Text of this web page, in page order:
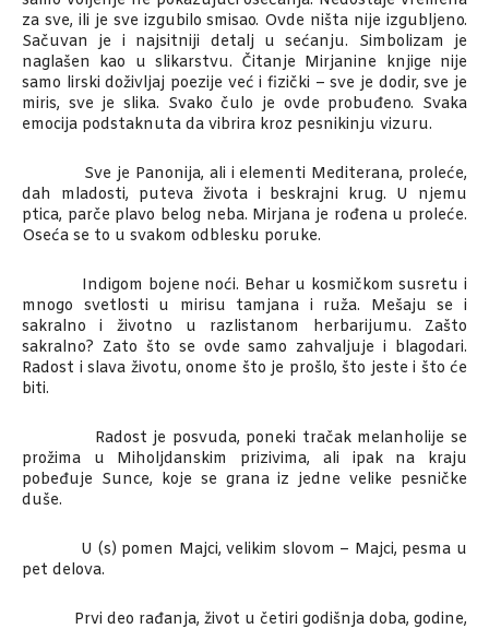
za sve, ili je sve izgubilo smisao. Ovde ništa nije izgubljeno.
Sačuvan je i najsitniji detalj u sećanju. Simbolizam je
naglašen kao u slikarstvu. Čitanje Mirjanine knjige nije
samo lirski doživljaj poezije već i fizički – sve je dodir, sve je
miris, sve je slika. Svako čulo je ovde probuđeno. Svaka
emocija podstaknuta da vibrira kroz pesnikinju vizuru.
Sve je Panonija, ali i elementi Mediterana, proleće,
dah mladosti, puteva života i beskrajni krug. U njemu
ptica, parče plavo belog neba. Mirjana je rođena u proleće.
Oseća se to u svakom odblesku poruke.
Indigom bojene noći. Behar u kosmičkom susretu i
mnogo svetlosti u mirisu tamjana i ruža. Mešaju se i
sakralno i životno u razlistanom herbarijumu. Zašto
sakralno? Zato što se ovde samo zahvaljuje i blagodari.
Radost i slava životu, onome što je prošlo, što jeste i što će
biti.
Radost je posvuda, poneki tračak melanholije se
prožima u Miholjdanskim prizivima, ali ipak na kraju
pobeđuje Sunce, koje se grana iz jedne velike pesničke
duše.
U (s) pomen Majci, velikim slovom – Majci, pesma u
pet delova.
Prvi deo rađanja, život u četiri godišnja doba, godine,